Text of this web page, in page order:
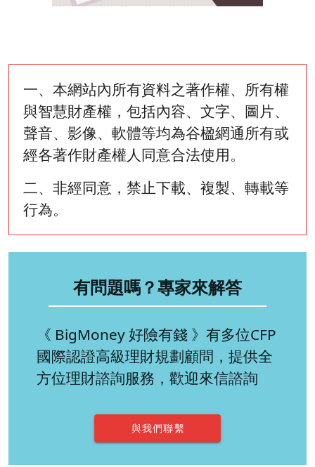
一、本網站內所有資料之著作權、所有權
與智慧財產權，包括內容、文字、圖片、
聲音、影像、軟體等均為谷楹網通所有或
經各著作財產權人同意合法使用。
二、非經同意，禁止下載、複製、轉載等
行為。
有問題嗎？專家來解答
《 BigMoney 好險有錢 》有多位CFP
國際認證高級理財規劃顧問，提供全
方位理財諮詢服務，歡迎來信諮詢
與我們聯繫